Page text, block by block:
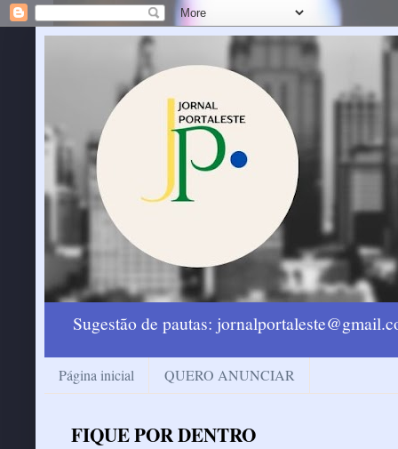
Sugestão de pautas:
Página inicial QUERO ANUNCIAR
FIQUE POR DENTRO